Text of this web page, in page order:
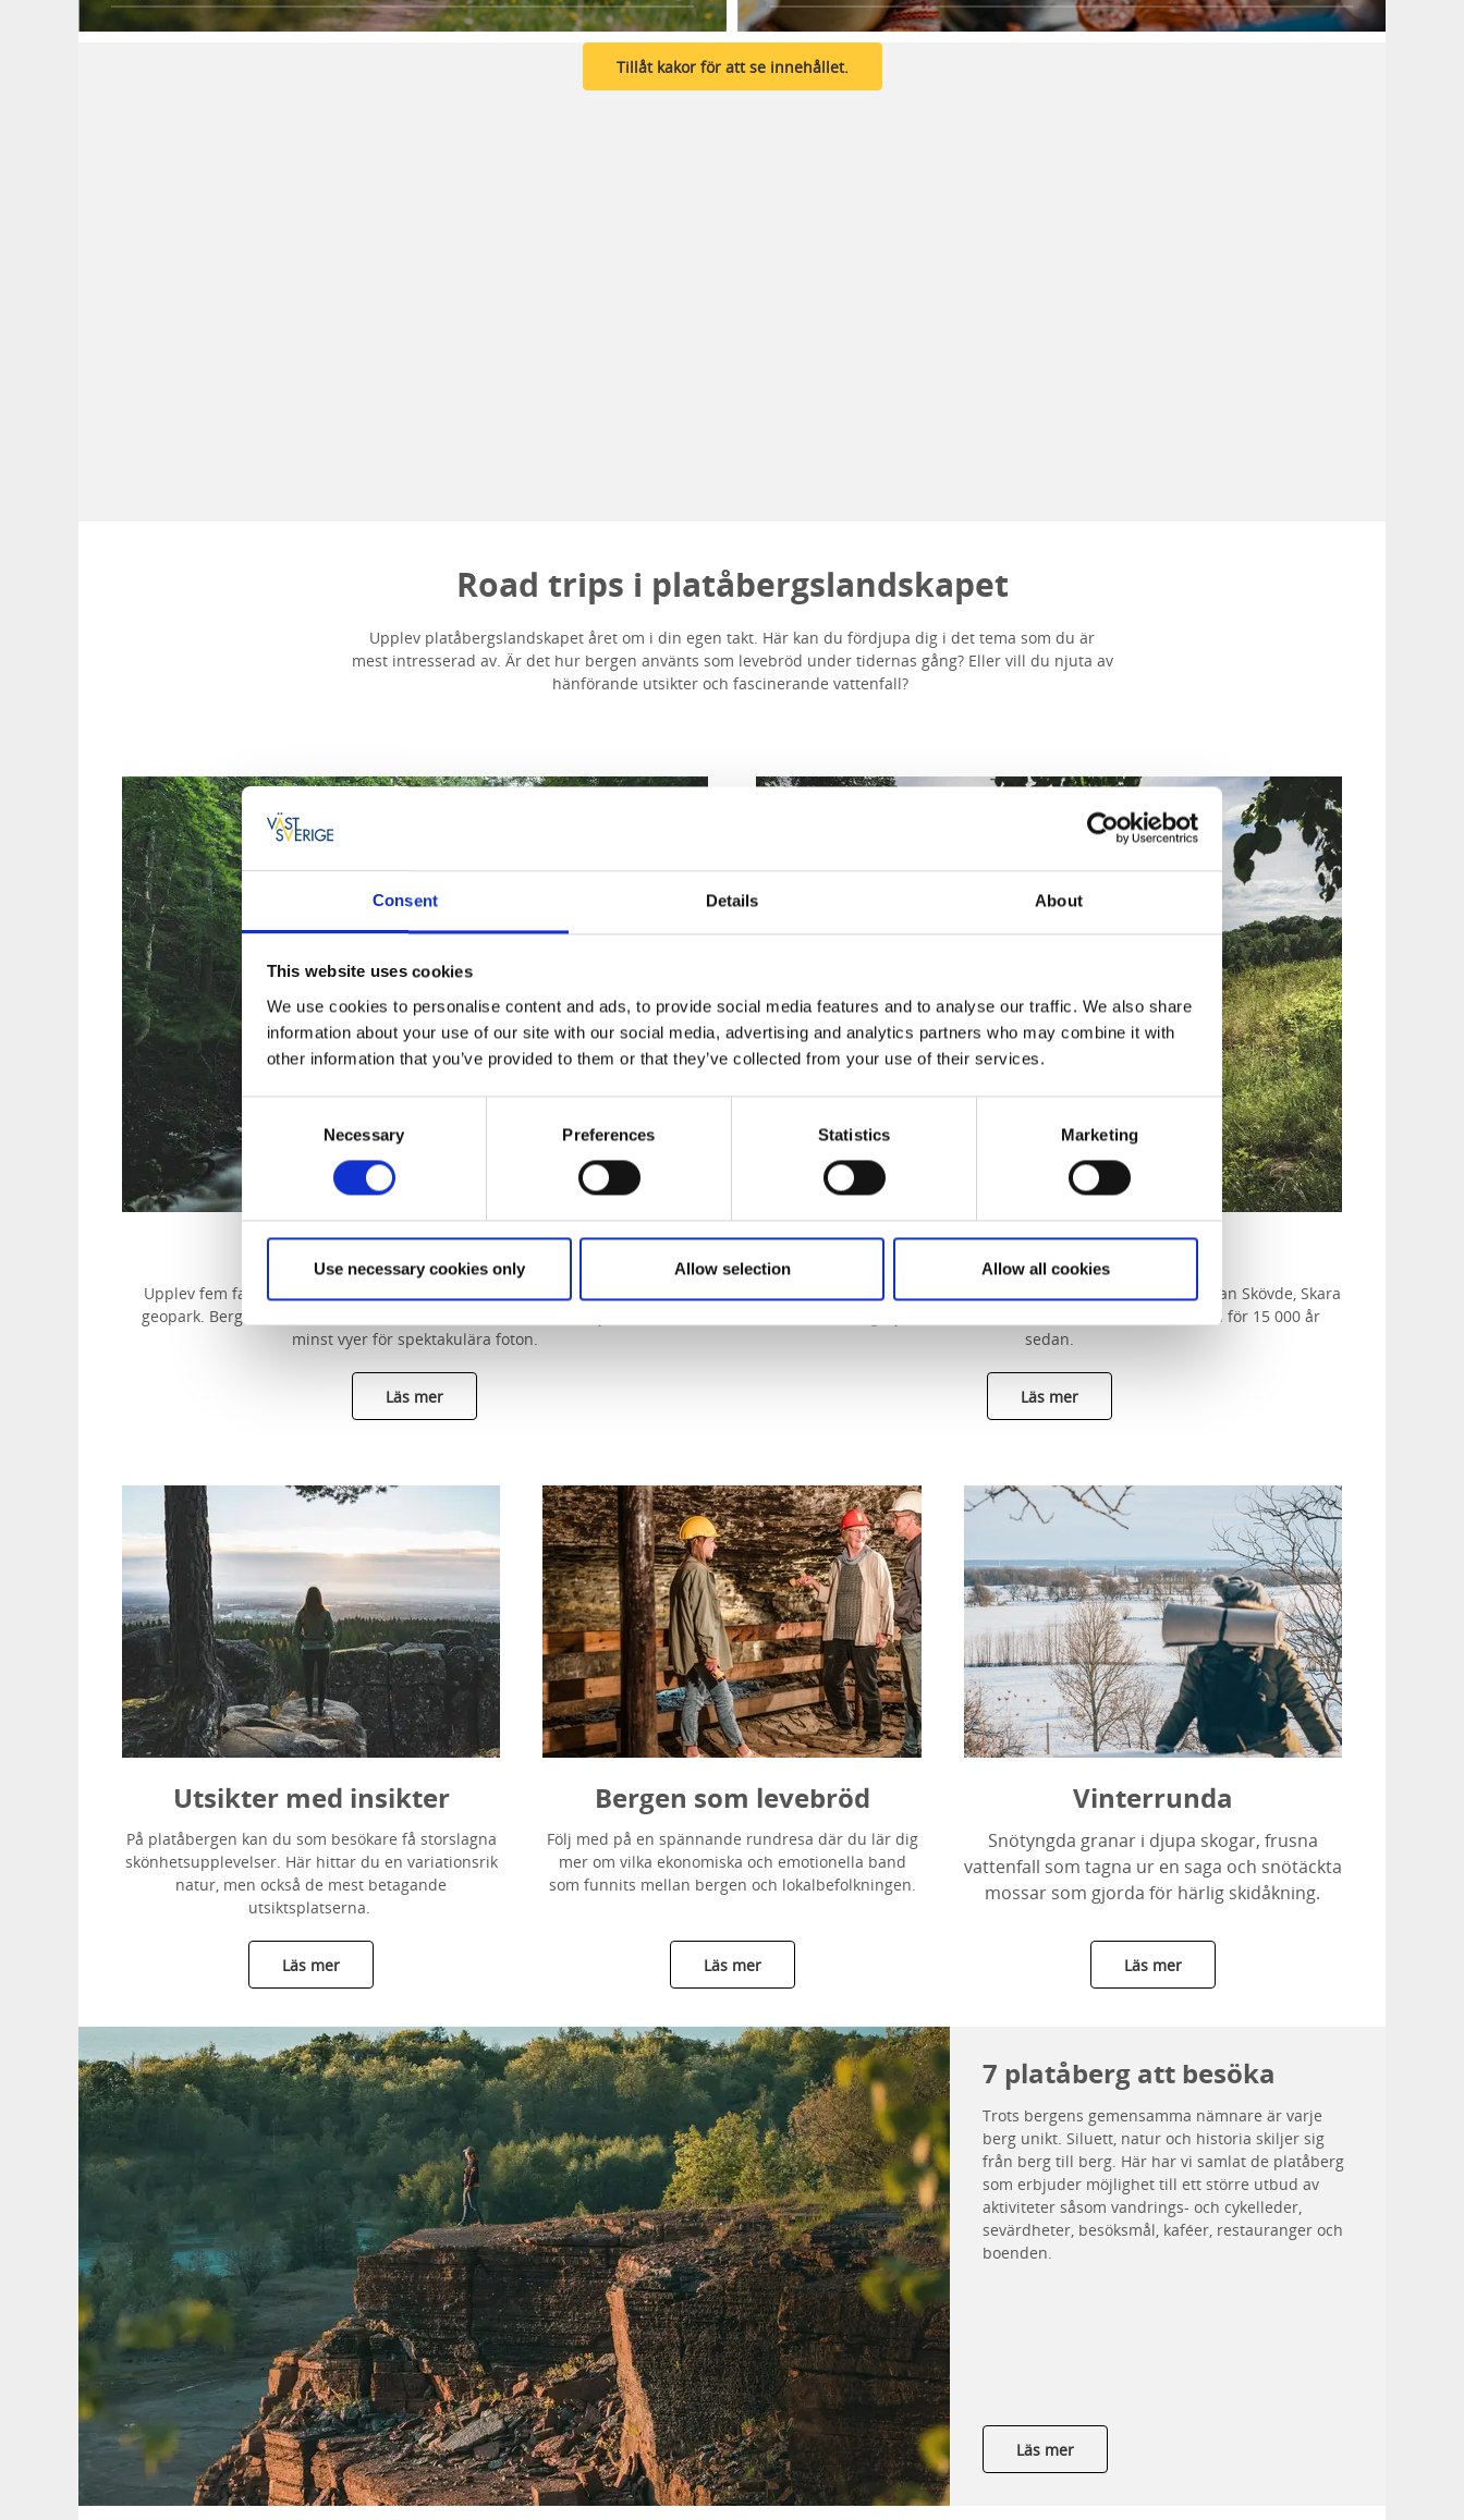
Consent Details About
This website uses cookies
We use cookies to personalise content and ads, to provide social media features and to analyse our traffic. We also share
information about your use of our site with our social media, advertising and analytics partners who may combine it with
other information that you’ve provided to them or that they’ve collected from your use of their services.
Selection
Necessary Preferences Statistics Marketing
Use necessary cookies only Allow selection Allow all cookies
Tillåt kakor för att se innehållet.
Road trips i platåbergslandskapet
Upplev platåbergslandskapet året om i din egen takt. Här kan du fördjupa dig i det tema som du är
mest intresserad av. Är det hur bergen använts som levebröd under tidernas gång? Eller vill du njuta av
hänförande utsikter och fascinerande vattenfall?
Vattenfallsrunda
Upplev fem fantastiska platser med fascinerande vattenfall i Platåbergens
geopark. Bergens forsar och fall skapar en alldeles speciell miljö – och inte
minst vyer för spektakulära foton.
Läs mer
Istidsrunda
Följ med på en tur i det spännande och vackra landskapet mellan Skövde, Skara
och Hornborgasjön som skapades under den senaste istiden för 15 000 år
sedan.
Läs mer
Utsikter med insikter
På platåbergen kan du som besökare få storslagna
skönhetsupplevelser. Här hittar du en variationsrik
natur, men också de mest betagande
utsiktsplatserna.
Läs mer
Bergen som levebröd
Följ med på en spännande rundresa där du lär dig
mer om vilka ekonomiska och emotionella band
som funnits mellan bergen och lokalbefolkningen.
Läs mer
Vinterrunda
Snötyngda granar i djupa skogar, frusna
vattenfall som tagna ur en saga och snötäckta
mossar som gjorda för härlig skidåkning.
Läs mer
7 platåberg att besöka
Trots bergens gemensamma nämnare är varje
berg unikt. Siluett, natur och historia skiljer sig
från berg till berg. Här har vi samlat de platåberg
som erbjuder möjlighet till ett större utbud av
aktiviteter såsom vandrings- och cykelleder,
sevärdheter, besöksmål, kaféer, restauranger och
boenden.
Läs mer